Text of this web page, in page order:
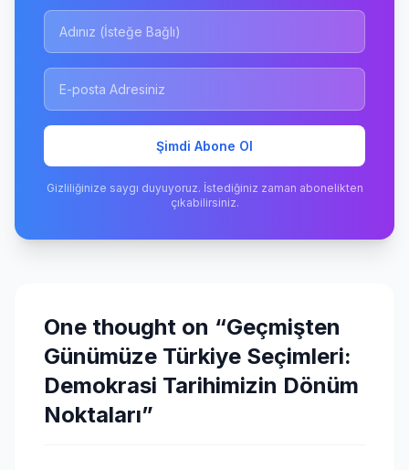
Şimdi Abone Ol
Gizliliğinize saygı duyuyoruz. İstediğiniz zaman abonelikten
çıkabilirsiniz.
One thought on “Geçmişten
Günümüze Türkiye Seçimleri:
Demokrasi Tarihimizin Dönüm
Noktaları”